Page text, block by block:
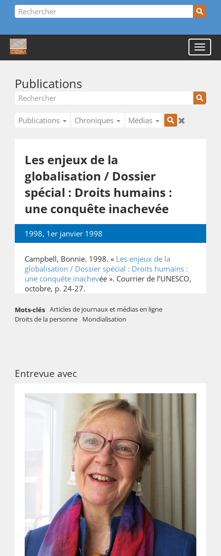
Publications
Publications Chroniques Médias
Les enjeux de la
globalisation / Dossier
spécial : Droits humains :
une conquête inachevée
1998, 1er janvier 1998
Campbell, Bonnie. 1998. « Les enjeux de la
globalisation / Dossier spécial : Droits humains :
une conquête inachevée ». Courrier de l’UNESCO,
octobre, p. 24-27.
Mots-clés Articles de journaux et médias en ligne
Droits de la personne
Mondialisation
Entrevue avec